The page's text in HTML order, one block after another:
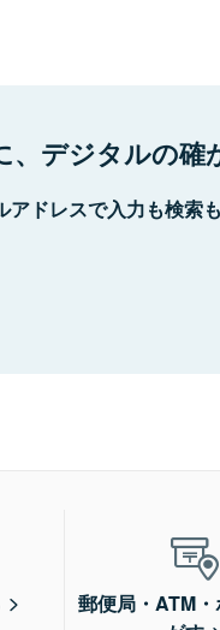
、デジタルの確
アドレスで入力も検索
郵便局・ATM